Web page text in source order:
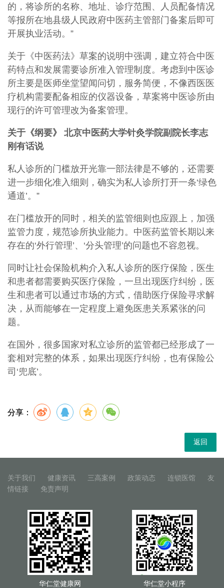
的，将诊所的名称、地址、诊疗范围、人员配备情况
等报所在地县级人民政府中医药主管部门备案后即可
开展执业活动。”
关于《中医药法》草案的说明中强调，建立符合中医
药特点和发展需要诊所准入管理制度。考虑到中医诊
所主要是医师坐堂望闻问切，服务简便，不像西医医
疗机构需要配备相应的仪器设备，草案将中医诊所由
现行的许可管理改为备案管理。
关于《纲要》 北京中医药大学针灸学院副院长李志
刚有话说
私人诊所的门槛放开光靠一部法律是不够的，还需要
进一步细化准入细则，确实为私人诊所打开一条‘绿色
通道’。”
在门槛放开的同时，相关的监管细则也应跟上，加强
监管力度，规范诊所执业能力。中医药监管长期以来
存在的‘外行管理’、‘分头管理’的问题也不容忽视。
同时让社会保险机构介入私人诊所的医疗保险，医生
和患者都需要购买医疗保险，一旦出现医疗纠纷，医
生和患者可以通过市场的方式，借助医疗保险寻求解
决，从而能够在一定程度上避免医患关系紧张的问
题。
在国外，很多国家对私立诊所的监管都已经形成了一
套相对完整的体系，如果出现医疗纠纷，也有保险公
司‘兜底’。
分享：
返回
关于我们 健康资讯 三高案例 政策动态 连锁医馆
友
情链接
免责声明
华仁堂健康网 华仁堂小程序